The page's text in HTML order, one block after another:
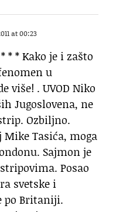
at 00:23
* * Kako je i zašto
u
više! . UVOD Niko
Jugoslovena, ne
Ozbiljno.
Tasića, moga
Sajmon je
Posao
svetske i
po Britaniji.